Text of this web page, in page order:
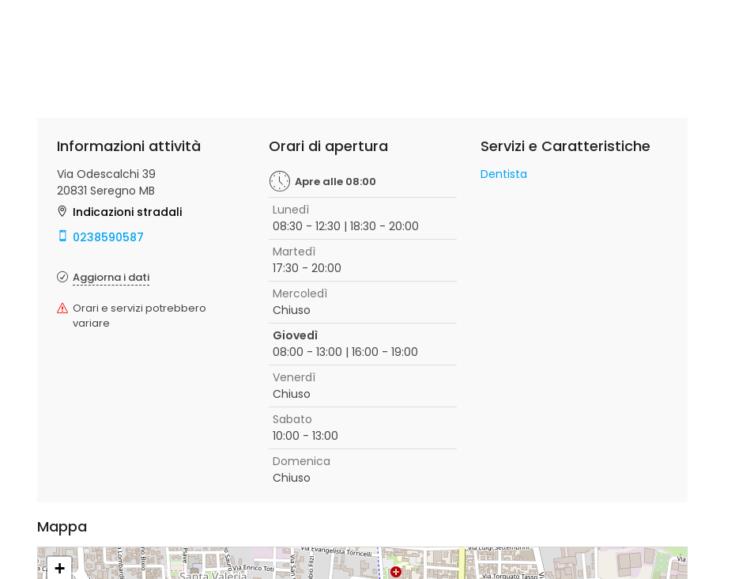
Informazioni attività
Via Odescalchi 39
20831 Seregno MB
Indicazioni stradali
0238590587
Aggiorna i dati
Orari e servizi potrebbero
variare
Orari di apertura
Apre alle 08:00
Lunedì
08:30 - 12:30 | 18:30 - 20:00
Martedì
17:30 - 20:00
Mercoledì
Chiuso
Giovedì
08:00 - 13:00 | 16:00 - 19:00
Venerdì
Chiuso
Sabato
10:00 - 13:00
Domenica
Chiuso
Servizi e Caratteristiche
Dentista
Mappa
+